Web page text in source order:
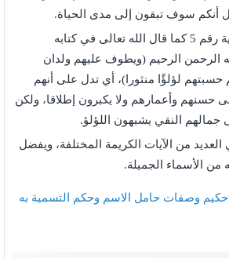
أنكم سوف تبقون إلى مدى الحياة.
سورة الإنسان الآية رقم 5 كما قال الله تعالى في كتابه
الرحمن الرحيم (ويطوف عليهم ولدان
حسبتهم لؤلؤًا منثورا)، أي تدل على أنهم
حسنهم وأعمارهم ولا يكبرون إطلاقا، ولكن
النقي يشبهون اللؤلؤ.
من الآيات الكريمة المختلفة، ويفضل
من الأسماء الجميلة.
وصفات حامل الاسم وحكم التسمية به